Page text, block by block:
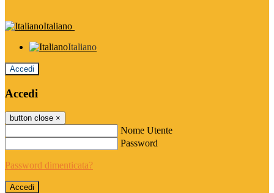
Italiano
Italiano
Accedi
Accedi
button close ×
Nome Utente
Password
Password dimenticata?